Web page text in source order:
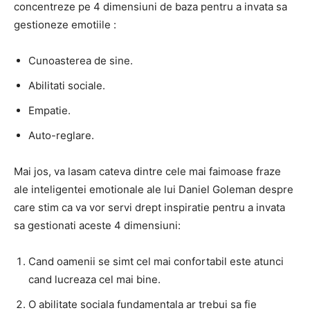
concentreze pe 4 dimensiuni de baza pentru a invata sa
gestioneze emotiile :
Cunoasterea de sine.
Abilitati sociale.
Empatie.
Auto-reglare.
Mai jos, va lasam cateva dintre cele mai faimoase fraze
ale inteligentei emotionale ale lui Daniel Goleman despre
care stim ca va vor servi drept inspiratie pentru a invata
sa gestionati aceste 4 dimensiuni:
Cand oamenii se simt cel mai confortabil este atunci
cand lucreaza cel mai bine.
O abilitate sociala fundamentala ar trebui sa fie